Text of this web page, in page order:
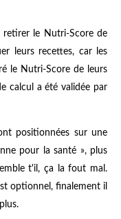
retirer le Nutri-Score de
leurs recettes, car les
le Nutri-Score de leurs
calcul a été validée par
positionnées sur une
pour la santé », plus
t'il, ça la fout mal.
optionnel, finalement il